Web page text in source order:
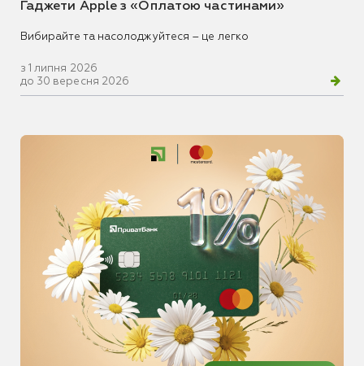
Гаджети Apple з «Оплатою частинами»
Вибирайте та насолоджуйтеся – це легко
з 1 липня 2026
до 30 вересня 2026